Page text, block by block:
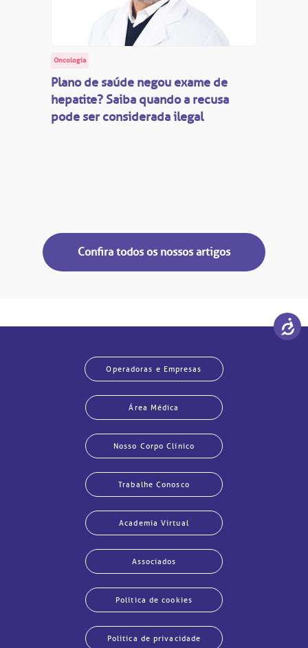
Oncologia
Plano de saúde negou exame de
hepatite? Saiba quando a recusa
pode ser considerada ilegal
Confira todos os nossos artigos
Operadoras e Empresas
Área Médica
Nosso Corpo Clínico
Trabalhe Conosco
Academia Virtual
Associados
Política de cookies
Política de privacidade